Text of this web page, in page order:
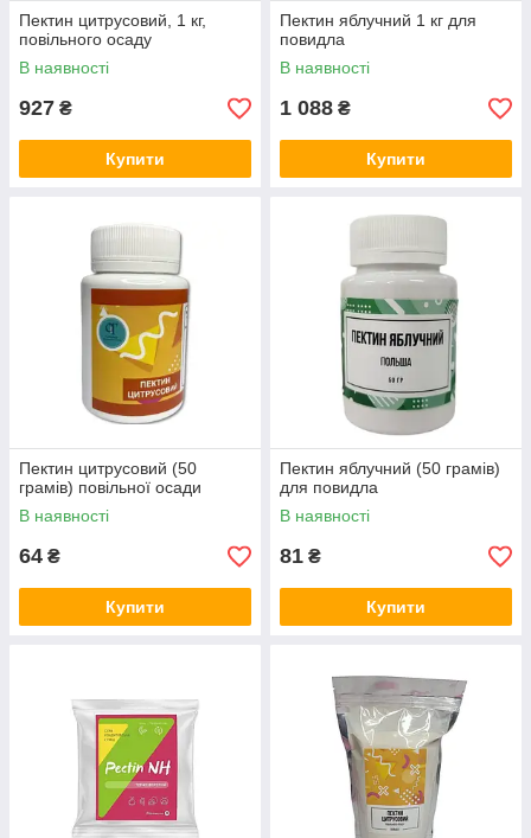
Пектин цитрусовий, 1 кг,
повільного осаду
В наявності
927 ₴
Купити
Пектин яблучний 1 кг для
повидла
В наявності
1 088 ₴
Купити
Пектин цитрусовий (50
грамів) повільної осади
В наявності
64 ₴
Купити
Пектин яблучний (50 грамів)
для повидла
В наявності
81 ₴
Купити